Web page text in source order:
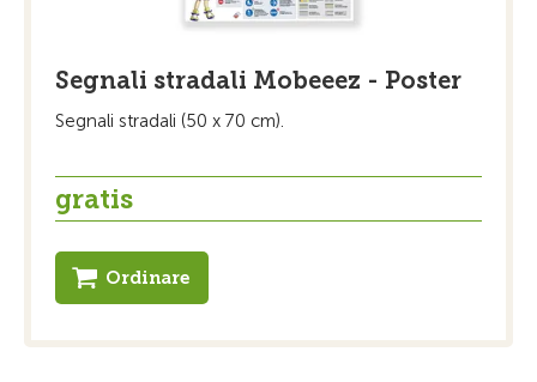
Segnali stradali Mobeeez - Poster
Segnali stradali (50 x 70 cm).
gratis
Ordinare